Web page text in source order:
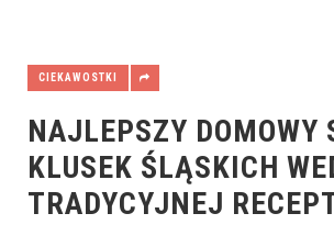
CIEKAWOSTKI
NAJLEPSZY DOMOWY
KLUSEK ŚLĄSKICH
TRADYCYJNEJ